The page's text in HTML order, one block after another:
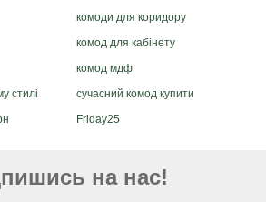
комоди для коридору
комод для кабінету
комод мдф
стилі
сучасний комод купити
Friday25
на нас!